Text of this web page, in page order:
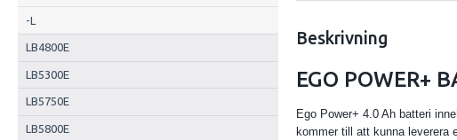
-L
LB4800E
LB5300E
LB5750E
LB5800E
Beskrivning
EGO POWER+
Ego Power+ 4.0 Ah batteri
kommer till att kunna leverera